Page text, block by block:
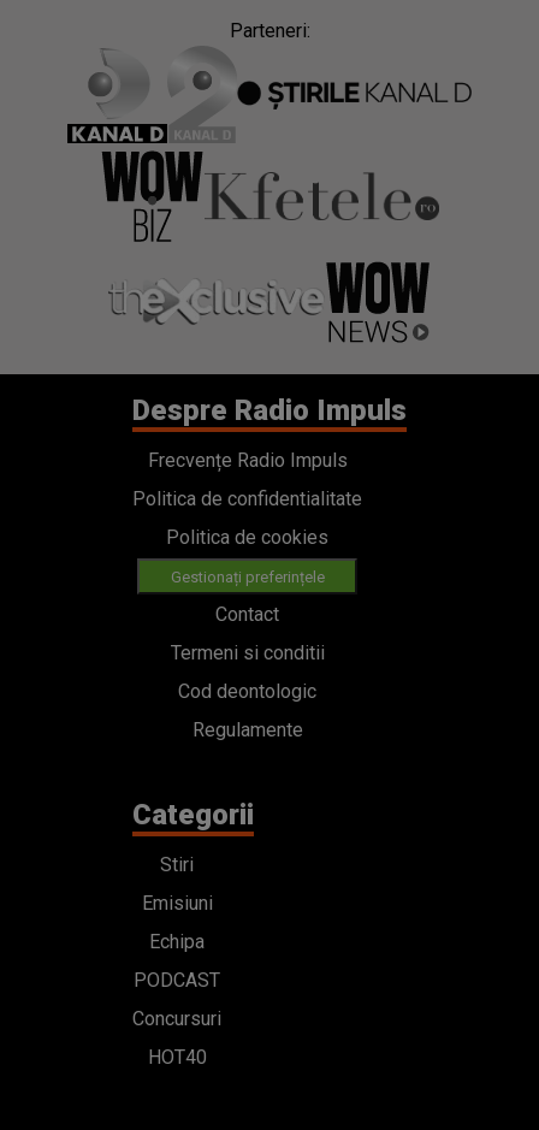
Parteneri:
Despre Radio Impuls
Frecvențe Radio Impuls
Politica de confidentialitate
Politica de cookies
Gestionați preferințele
Contact
Termeni si conditii
Cod deontologic
Regulamente
Categorii
Stiri
Emisiuni
Echipa
PODCAST
Concursuri
HOT40